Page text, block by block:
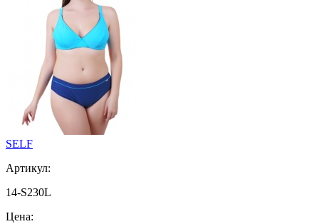
SELF
Артикул:
14-S230L
Цена: